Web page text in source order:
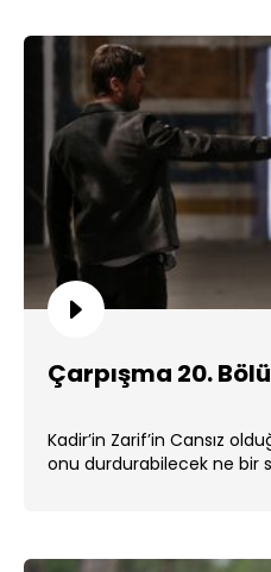
Çarpışma 20.
Kadir’in Zarif’in Cansız
onu durdurabilecek ne bir